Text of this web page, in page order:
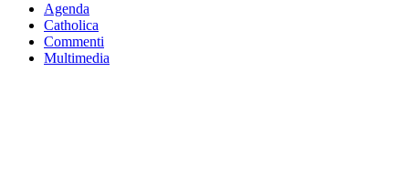
Agenda
Catholica
Commenti
Multimedia